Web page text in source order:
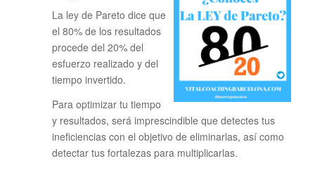
La ley de Pareto dice que
el 80% de los resultados
procede del 20% del
esfuerzo realizado y del
tiempo invertido.
Para optimizar tu tiempo
y resultados, será imprescindible que detectes tus
ineficiencias con el objetivo de eliminarlas, así como
detectar tus fortalezas para multiplicarlas.